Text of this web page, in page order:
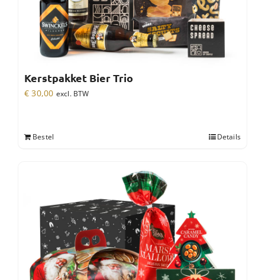
Kerstpakket Bier Trio
€ 30,00 excl. BTW
Bestel Details